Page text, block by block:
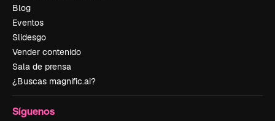
Blog
Eventos
Slidesgo
Vender contenido
Sala de prensa
¿Buscas magnific.ai?
Síguenos